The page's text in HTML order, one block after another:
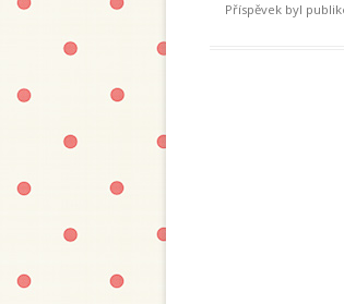
Příspěvek byl